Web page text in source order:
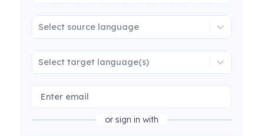
Select source language
Select target language(s)
or sign in with